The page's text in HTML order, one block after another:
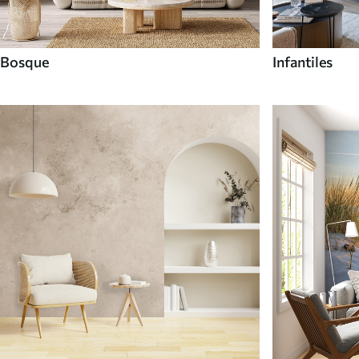
Bosque Infantiles